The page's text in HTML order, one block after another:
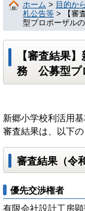
ホーム > 目的か
札公告等 > 【審
型プロポーザル
【審査結果
務 公募型プ
新郷小学校利活用
審査結果は、以下の
審査結果（令
優先交渉権者
有限会社設計工房